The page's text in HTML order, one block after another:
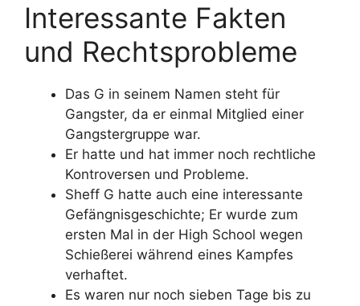
Interessante Fakten
und Rechtsprobleme
Das G in seinem Namen steht für
Gangster, da er einmal Mitglied einer
Gangstergruppe war.
Er hatte und hat immer noch rechtliche
Kontroversen und Probleme.
Sheff G hatte auch eine interessante
Gefängnisgeschichte; Er wurde zum
ersten Mal in der High School wegen
Schießerei während eines Kampfes
verhaftet.
Es waren nur noch sieben Tage bis zu